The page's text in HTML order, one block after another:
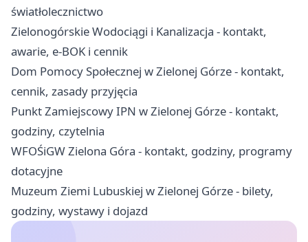
światłolecznictwo
Zielonogórskie Wodociągi i Kanalizacja - kontakt,
awarie, e-BOK i cennik
Dom Pomocy Społecznej w Zielonej Górze - kontakt,
cennik, zasady przyjęcia
Punkt Zamiejscowy IPN w Zielonej Górze - kontakt,
godziny, czytelnia
WFOŚiGW Zielona Góra - kontakt, godziny, programy
dotacyjne
Muzeum Ziemi Lubuskiej w Zielonej Górze - bilety,
godziny, wystawy i dojazd